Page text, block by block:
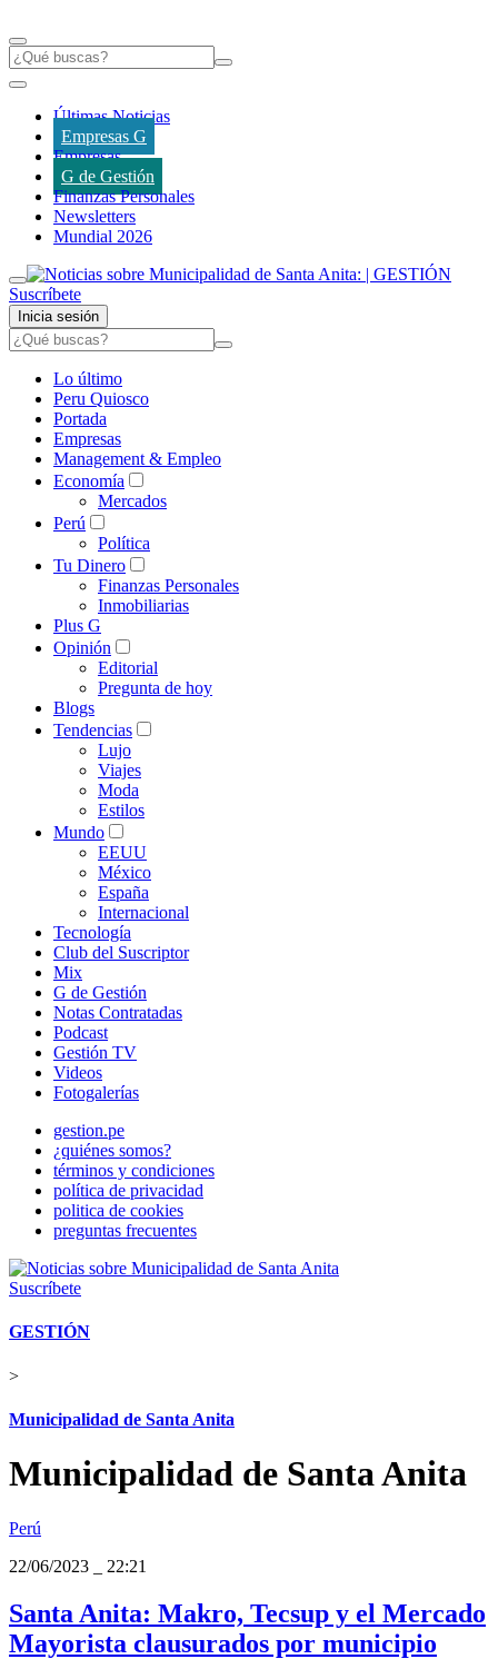
Últimas Noticias
Empresas G
Empresas
G de Gestión
Finanzas Personales
Newsletters
Mundial 2026
Suscríbete
Inicia sesión
Lo último
Peru Quiosco
Portada
Empresas
Management & Empleo
Economía
Mercados
Perú
Política
Tu Dinero
Finanzas Personales
Inmobiliarias
Plus G
Opinión
Editorial
Pregunta de hoy
Blogs
Tendencias
Lujo
Viajes
Moda
Estilos
Mundo
EEUU
México
España
Internacional
Tecnología
Club del Suscriptor
Mix
G de Gestión
Notas Contratadas
Podcast
Gestión TV
Videos
Fotogalerías
gestion.pe
¿quiénes somos?
términos y condiciones
política de privacidad
politica de cookies
preguntas frecuentes
Suscríbete
GESTIÓN
>
Municipalidad de Santa Anita
Municipalidad de Santa Anita
Perú
22/06/2023
22:21
Santa Anita: Makro, Tecsup y el Mercado
Mayorista clausurados por municipio